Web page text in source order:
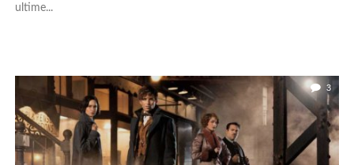
ultime...
3